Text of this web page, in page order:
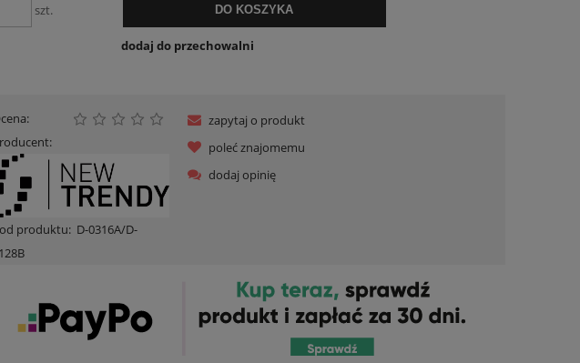
szt. DO KOSZYKA
dodaj do przechowalni
produktu: D-0316A/D-
zapytaj o produkt
poleć znajomemu
dodaj opinię